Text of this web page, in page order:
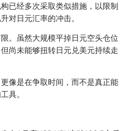
已经多次采取类似措施，以限制
对日元汇率的冲击。
。虽然大规模平掉日元空头仓位
尚未能够扭转日元兑美元持续走
像是在争取时间，而不是真正能
具。